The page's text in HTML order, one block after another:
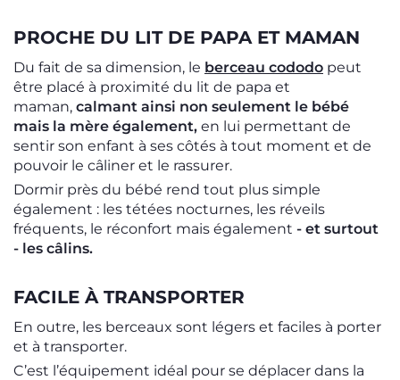
PROCHE DU LIT DE PAPA ET MAMAN
Du fait de sa dimension, le berceau cododo peut
être placé à proximité du lit de papa et
maman, calmant ainsi non seulement le bébé
mais la mère également, en lui permettant de
sentir son enfant à ses côtés à tout moment et de
pouvoir le câliner et le rassurer.
Dormir près du bébé rend tout plus simple
également : les tétées nocturnes, les réveils
fréquents, le réconfort mais également - et surtout
- les câlins.
FACILE À TRANSPORTER
En outre, les berceaux sont légers et faciles à porter
et à transporter.
C’est l’équipement idéal pour se déplacer dans la